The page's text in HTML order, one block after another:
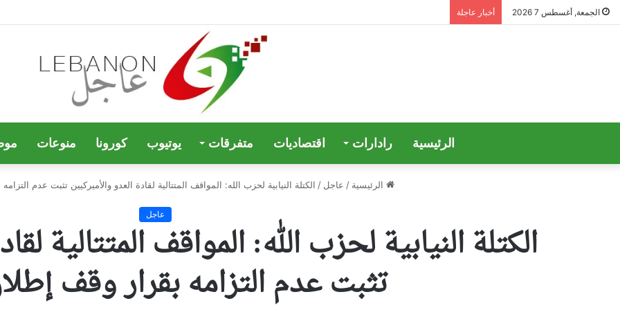
الجمعة, أغسطس 7 2026 أخبار عاجلة
الرئيسية رادارات اقتصاديات متفرقات يوتيوب كورونا منوعات
الرئيسية / عاجل / الكتلة النيابية لحزب الله: المواقف المتتالية لقادة العدو والأميركيين تثبت عدم
عاجل
الكتلة النيابية لحزب الله: المواقف المتتالية
تثبت عدم التزامه بقرار وقف